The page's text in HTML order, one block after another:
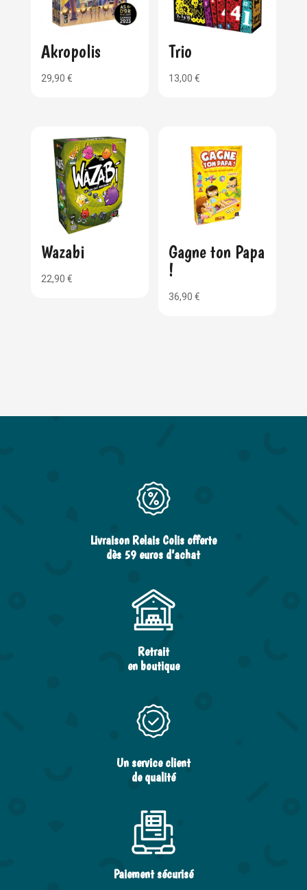
Akropolis
29,90 €
Trio
13,00€
Wazabi
22,90 €
Gagne ton Papa
!
36,90€
Livraison Relais Colis offerte
dès 59 euros d’achat
Retrait
en boutique
Un service client
de qualité
Paiement sécurisé